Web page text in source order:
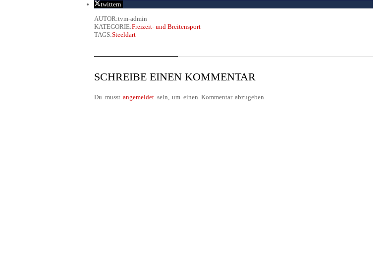
twittern
AUTOR:tvm-admin
KATEGORIE:Freizeit- und Breitensport
TAGS:Steeldart
SCHREIBE EINEN KOMMENTAR
Du musstangemeldet sein, um einen Kommentar abzugeben.